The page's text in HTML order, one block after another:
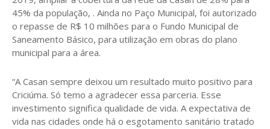
45% da população, . Ainda no Paço Municipal, foi autorizado
o repasse de R$ 10 milhões para o Fundo Municipal de
Saneamento Básico, para utilização em obras do plano
municipal para a área.
“A Casan sempre deixou um resultado muito positivo para
Criciúma. Só temo a agradecer essa parceria. Esse
investimento significa qualidade de vida. A expectativa de
vida nas cidades onde há o esgotamento sanitário tratado